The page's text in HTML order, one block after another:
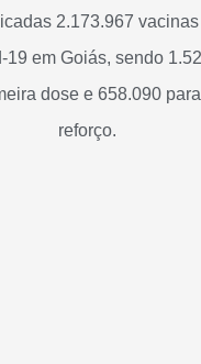
2.173.967 vacinas
19 em Goiás, sendo
dose e 658.090 para
reforço.